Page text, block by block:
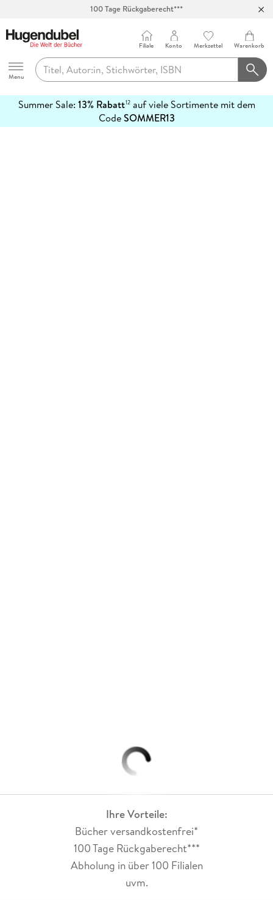
100 Tage Rückgaberecht***
Hugendubel
Menu
Filiale Konto Merkzettel Warenkorb
Summer Sale: 13% Rabatt12auf viele Sortimente mit dem
CodeSOMMER13
erfahren
Ihre Vorteile:
Bücher versandkostenfrei*
100 Tage Rückgaberecht***
Abholung in über 100 Filialen
uvm.